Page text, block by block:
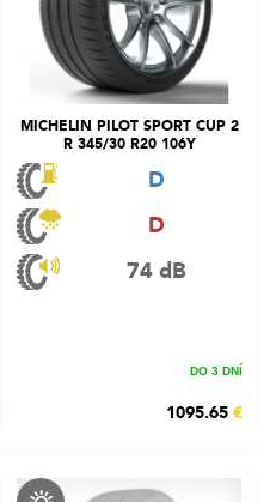
MICHELIN PILOT SPORT CUP 2
R 345/30 R20 106Y
D
D
74 dB
DO 3 DNÍ
1095.65 €